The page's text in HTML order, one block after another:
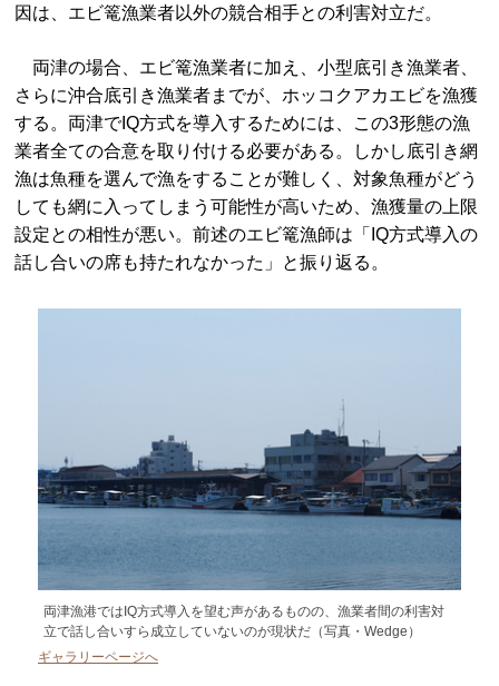
因は、エビ篭漁業者以外の競合相手との利害対立だ。
両津の場合、エビ篭漁業者に加え、小型底引き漁業者、
さらに沖合底引き漁業者までが、ホッコクアカエビを漁獲
する。両津でIQ方式を導入するためには、この3形態の漁
業者全ての合意を取り付ける必要がある。しかし底引き網
漁は魚種を選んで漁をすることが難しく、対象魚種がどう
しても網に入ってしまう可能性が高いため、漁獲量の上限
設定との相性が悪い。前述のエビ篭漁師は「IQ方式導入の
話し合いの席も持たれなかった」と振り返る。
両津漁港ではIQ方式導入を望む声があるものの、漁業者間の利害対
立で話し合いすら成立していないのが現状だ（写真・Wedge）
ギャラリーページへ